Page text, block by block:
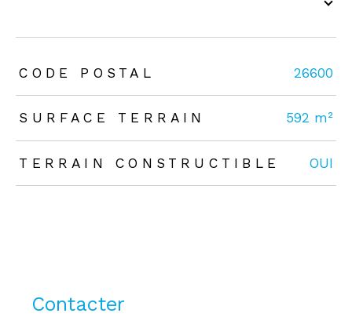
TRAD_ZEPHYR_Caracteristique TRAD_ZEPHYR_Valeurs
CODE POSTAL 26600
SURFACE TERRAIN 592 m²
TERRAIN CONSTRUCTIBLE OUI
Contacter